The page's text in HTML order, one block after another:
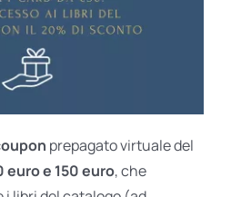
prepagato virtuale del
euro e 150 euro, che